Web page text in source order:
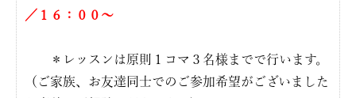
／１６：００〜
＊レッスンは原則１コマ３名様までで行います。
（ご家族、お友達同士でのご参加希望がございました